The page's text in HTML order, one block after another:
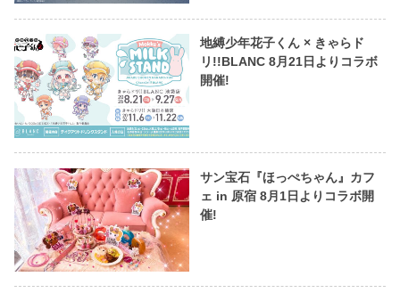
地縛少年花子くん × きゃらド
リ!!BLANC 8月21日よりコラボ
開催!
サン宝石『ほっぺちゃん』カフ
ェ in 原宿 8月1日よりコラボ開
催!